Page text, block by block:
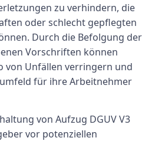
zu verhindern, die
oder schlecht gepflegten
Durch die Befolgung der
Vorschriften können
von Unfällen verringern und
für ihre Arbeitnehmer
von Aufzug DGUV V3
vor potenziellen